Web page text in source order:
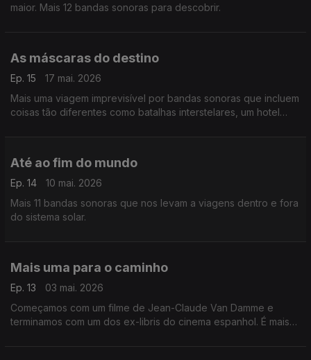
maior. Mais 12 bandas sonoras para descobrir.
As máscaras do destino
Ep. 15
17 mai. 2026
Mais uma viagem imprevisível por bandas sonoras que incluem
coisas tão diferentes como batalhas interstelares, um hotel
Até ao fim do mundo
Ep. 14
10 mai. 2026
Mais 11 bandas sonoras que nos levam a viagens dentro e fora
do sistema solar.
Mais uma para o caminho
Ep. 13
03 mai. 2026
Começamos com um filme de Jean-Claude Van Damme e
terminamos com um dos ex-libris do cinema espanhol. É mais